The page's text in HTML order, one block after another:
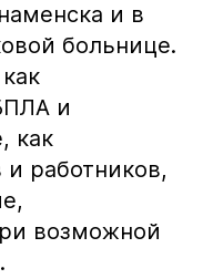
и в
больнице.
и
как
и работников,
возможной